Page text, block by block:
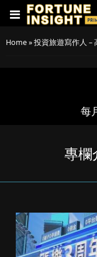
Home»投資旅遊寫作人 –
每
專欄